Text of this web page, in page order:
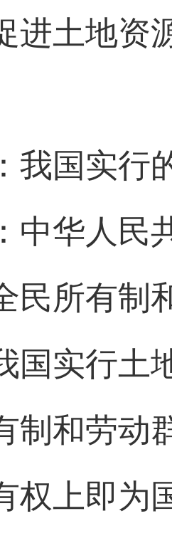
进土地资
我国实行
中华人民
民所有制
国实行土
制和劳动
权上即为